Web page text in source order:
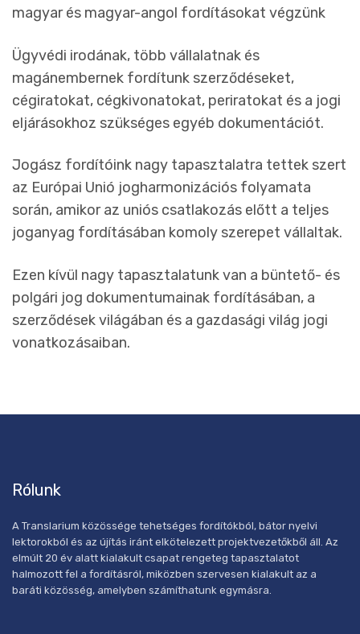
magyar és magyar-angol fordításokat végzünk
Ügyvédi irodának, több vállalatnak és
magánembernek fordítunk szerződéseket,
cégiratokat, cégkivonatokat, periratokat és a jogi
eljárásokhoz szükséges egyéb dokumentációt.
Jogász fordítóink nagy tapasztalatra tettek szert
az Európai Unió jogharmonizációs folyamata
során, amikor az uniós csatlakozás előtt a teljes
joganyag fordításában komoly szerepet vállaltak.
Ezen kívül nagy tapasztalatunk van a büntető- és
polgári jog dokumentumainak fordításában, a
szerződések világában és a gazdasági világ jogi
vonatkozásaiban.
Rólunk
A Translarium közössége tehetséges fordítókból, bátor nyelvi
lektorokból és az újítás iránt elkötelezett projektvezetőkből áll. Az
elmúlt 20 év alatt kialakult csapat rengeteg tapasztalatot
halmozott fel a fordításról, miközben szervesen kialakult az a
baráti közösség, amelyben számíthatunk egymásra.